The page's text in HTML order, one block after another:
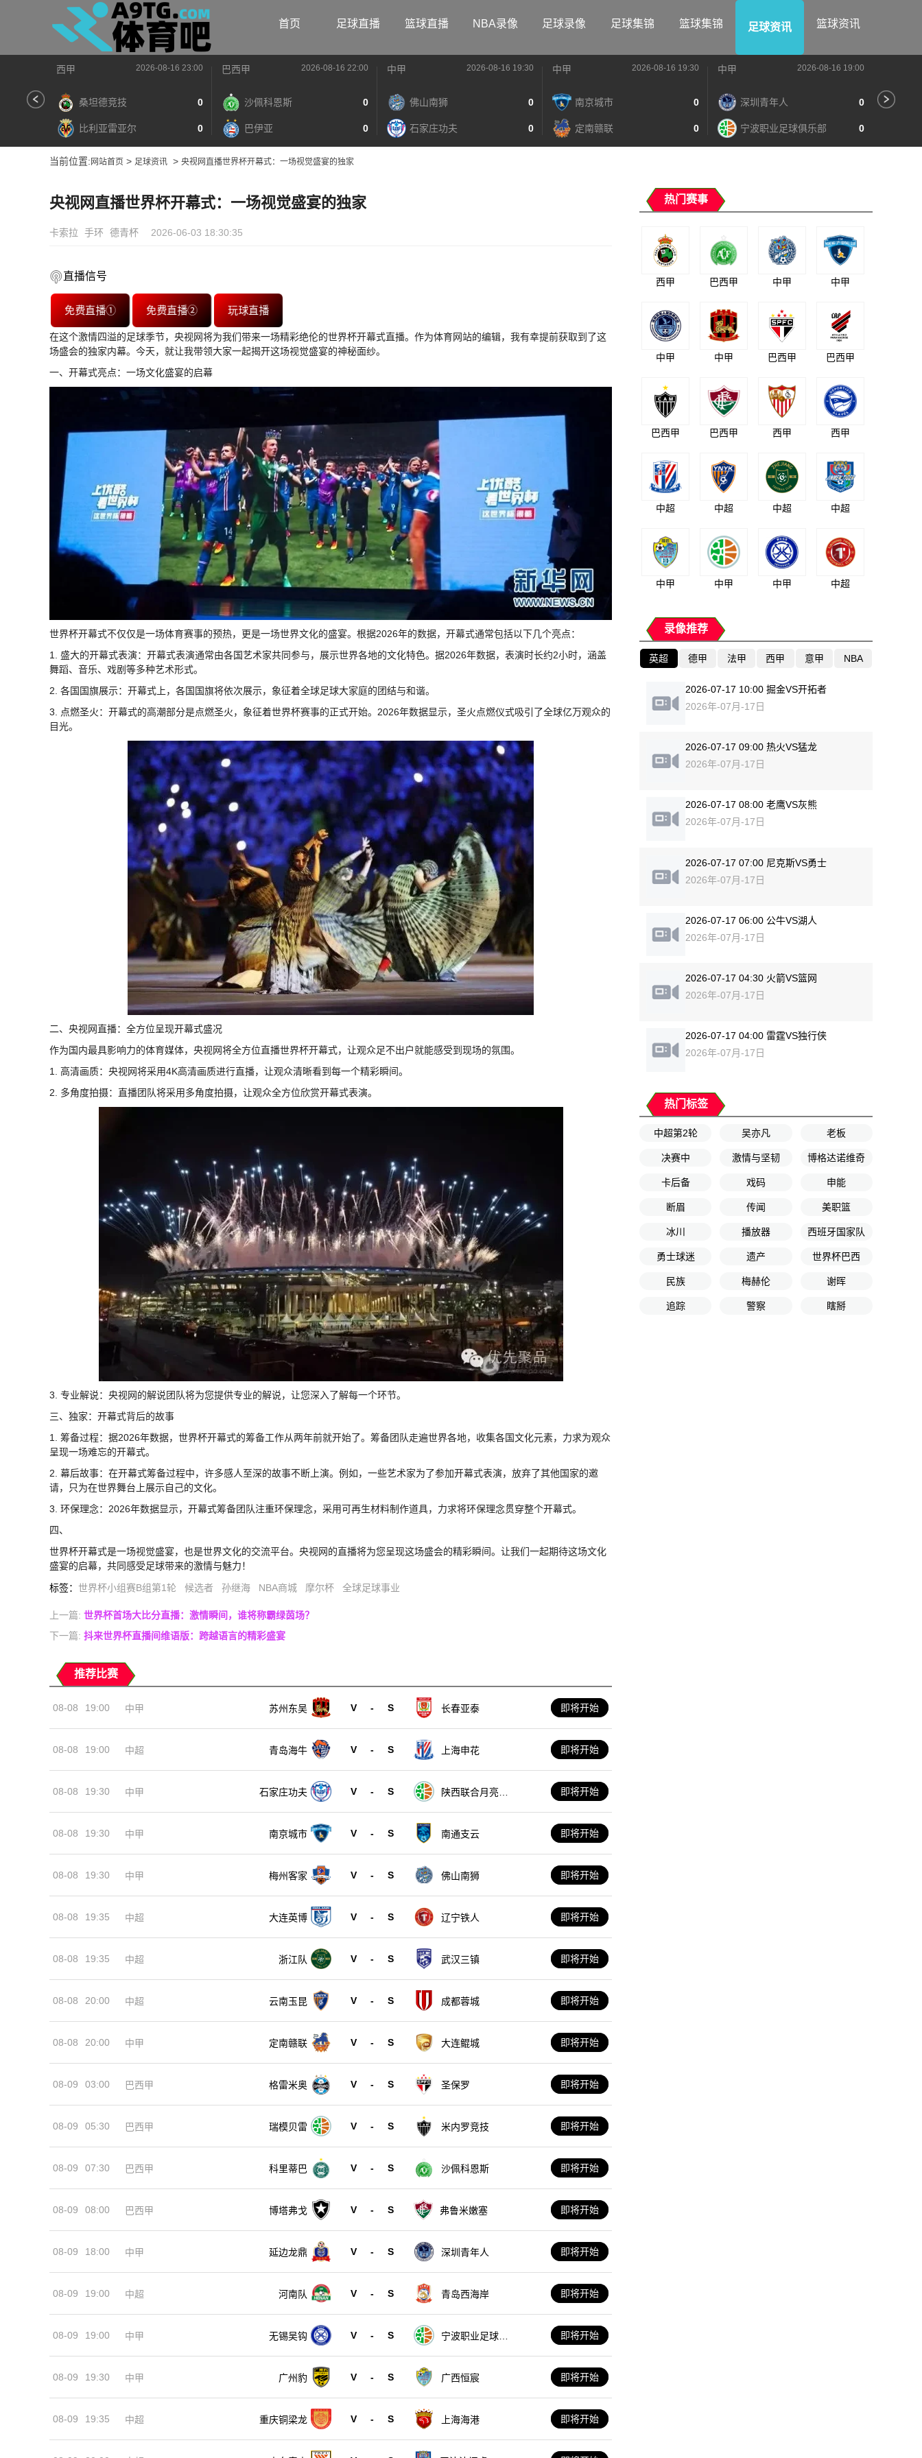
首页 足球直播 篮球直播 NBA录像 足球录像 足球集锦 篮球集锦 足球资讯 篮球资讯
西甲 2026-08-16 23:00
桑坦德竞技 0
比利亚雷亚尔 0
巴西甲 2026-08-16 22:00
沙佩科恩斯 0
巴伊亚 0
中甲 2026-08-16 19:30
佛山南狮 0
石家庄功夫 0
中甲 2026-08-16 19:30
南京城市 0
定南赣联 0
中甲 2026-08-16 19:00
深圳青年人 0
宁波职业足球俱乐部 0
当前位置: 网站首页 > 足球资讯 > 央视网直播世界杯开幕式：一场视觉盛宴的独家
央视网直播世界杯开幕式：一场视觉盛宴的独家
卡索拉 手环 德青杯 2026-06-03 18:30:35
直播信号
免费直播① 免费直播② 玩球直播
在这个激情四溢的足球季节，央视网将为我们带来一场精彩绝伦的世界杯开幕式直播。作为体育网站的编辑，我有幸提前获取到了这
场盛会的独家内幕。今天，就让我带领大家一起揭开这场视觉盛宴的神秘面纱。
一、开幕式亮点：一场文化盛宴的启幕
世界杯开幕式不仅仅是一场体育赛事的预热，更是一场世界文化的盛宴。根据2026年的数据，开幕式通常包括以下几个亮点：
1. 盛大的开幕式表演：开幕式表演通常由各国艺术家共同参与，展示世界各地的文化特色。据2026年数据，表演时长约2小时，涵盖
舞蹈、音乐、戏剧等多种艺术形式。
2. 各国国旗展示：开幕式上，各国国旗将依次展示，象征着全球足球大家庭的团结与和谐。
3. 点燃圣火：开幕式的高潮部分是点燃圣火，象征着世界杯赛事的正式开始。2026年数据显示，圣火点燃仪式吸引了全球亿万观众的
目光。
二、央视网直播：全方位呈现开幕式盛况
作为国内最具影响力的体育媒体，央视网将全方位直播世界杯开幕式，让观众足不出户就能感受到现场的氛围。
1. 高清画质：央视网将采用4K高清画质进行直播，让观众清晰看到每一个精彩瞬间。
2. 多角度拍摄：直播团队将采用多角度拍摄，让观众全方位欣赏开幕式表演。
3. 专业解说：央视网的解说团队将为您提供专业的解说，让您深入了解每一个环节。
三、独家：开幕式背后的故事
1. 筹备过程：据2026年数据，世界杯开幕式的筹备工作从两年前就开始了。筹备团队走遍世界各地，收集各国文化元素，力求为观众
呈现一场难忘的开幕式。
2. 幕后故事：在开幕式筹备过程中，许多感人至深的故事不断上演。例如，一些艺术家为了参加开幕式表演，放弃了其他国家的邀
请，只为在世界舞台上展示自己的文化。
3. 环保理念：2026年数据显示，开幕式筹备团队注重环保理念，采用可再生材料制作道具，力求将环保理念贯穿整个开幕式。
四、
世界杯开幕式是一场视觉盛宴，也是世界文化的交流平台。央视网的直播将为您呈现这场盛会的精彩瞬间。让我们一起期待这场文化
盛宴的启幕，共同感受足球带来的激情与魅力！
标签： 世界杯小组赛B组第1轮 候选者 孙继海 NBA商城 摩尔杯 全球足球事业
上一篇: 世界杯首场大比分直播：激情瞬间，谁将称霸绿茵场？
下一篇: 抖来世界杯直播间维语版：跨越语言的精彩盛宴
推荐比赛
08-08 19:00 中甲 苏州东吴 V - S 长春亚泰 即将开始
08-08 19:00 中超 青岛海牛 V - S 上海申花 即将开始
08-08 19:30 中甲 石家庄功夫 V - S
陕西联合月亮泊
即将开始
08-08 19:30 中甲 南京城市 V - S 南通支云 即将开始
08-08 19:30 中甲 梅州客家 V - S 佛山南狮 即将开始
08-08 19:35 中超 大连英博 V - S 辽宁铁人 即将开始
08-08 19:35 中超 浙江队 V - S 武汉三镇 即将开始
08-08 20:00 中超 云南玉昆 V - S 成都蓉城 即将开始
08-08 20:00 中甲 定南赣联 V - S 大连鲲城 即将开始
08-09 03:00 巴西甲 格雷米奥 V - S 圣保罗 即将开始
08-09 05:30 巴西甲 瑞模贝雷 V - S 米内罗竞技 即将开始
08-09 07:30 巴西甲 科里蒂巴 V - S 沙佩科恩斯 即将开始
08-09 08:00 巴西甲 博塔弗戈 V - S 弗鲁米嫩塞 即将开始
08-09 18:00 中甲 延边龙鼎 V - S 深圳青年人 即将开始
08-09 19:00 中超 河南队 V - S 青岛西海岸 即将开始
08-09 19:00 中甲 无锡吴钩 V - S
宁波职业足球俱
即将开始
08-09 19:30 中甲 广州豹 V - S 广西恒宸 即将开始
08-09 19:35 中超 重庆铜梁龙 V - S 上海海港 即将开始
热门赛事
西甲 巴西甲 中甲 中甲
中甲 中甲 巴西甲 巴西甲
巴西甲 巴西甲 西甲 西甲
中超 中超 中超 中超
中甲 中甲 中甲 中超
录像推荐
英超 德甲 法甲 西甲 意甲 NBA
2026-07-17 10:00 掘金VS开拓者
2026年-07月-17日
2026-07-17 09:00 热火VS猛龙
2026年-07月-17日
2026-07-17 08:00 老鹰VS灰熊
2026年-07月-17日
2026-07-17 07:00 尼克斯VS勇士
2026年-07月-17日
2026-07-17 06:00 公牛VS湖人
2026年-07月-17日
2026-07-17 04:30 火箭VS篮网
2026年-07月-17日
2026-07-17 04:00 雷霆VS独行侠
2026年-07月-17日
热门标签
中超第2轮 吴亦凡 老板
决赛中 激情与坚韧 博格达诺维奇
卡后备 戏码 申能
断眉 传闻 美职篮
冰川 播放器 西班牙国家队
勇士球迷 遗产 世界杯巴西
民族 梅赫伦 谢晖
追踪 警察 瞎掰